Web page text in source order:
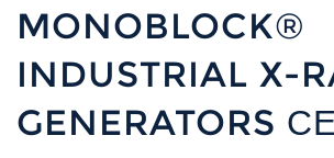
MONOBLOCK®
INDUSTRIAL X-
GENERATORS